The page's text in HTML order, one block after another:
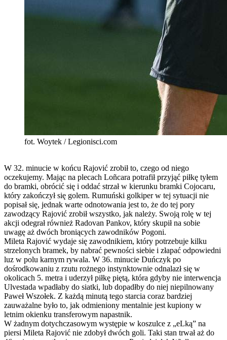
fot. Woytek / Legionisci.com
W 32. minucie w końcu Rajović zrobił to, czego od niego
oczekujemy. Mając na plecach Loñcara potrafił przyjąć piłkę tyłem
do bramki, obrócić się i oddać strzał w kierunku bramki Cojocaru,
który zakończył się golem. Rumuński golkiper w tej sytuacji nie
popisał się, jednak warte odnotowania jest to, że do tej pory
zawodzący Rajović zrobił wszystko, jak należy. Swoją rolę w tej
akcji odegrał również Radovan Pankov, który skupił na sobie
uwagę aż dwóch broniących zawodników Pogoni.
Mileta Rajović wydaje się zawodnikiem, który potrzebuje kilku
strzelonych bramek, by nabrać pewności siebie i złapać odpowiedni
luz w polu karnym rywala. W 36. minucie Duńczyk po
dośrodkowaniu z rzutu rożnego instynktownie odnalazł się w
okolicach 5. metra i uderzył piłkę piętą, która gdyby nie interwencja
Ulvestada wpadłaby do siatki, lub dopadłby do niej niepilnowany
Paweł Wszołek. Z każdą minutą tego starcia coraz bardziej
zauważalne było to, jak odmieniony mentalnie jest kupiony w
letnim okienku transferowym napastnik.
W żadnym dotychczasowym występie w koszulce z „eLką” na
piersi Mileta Rajović nie zdobył dwóch goli. Taki stan trwał aż do